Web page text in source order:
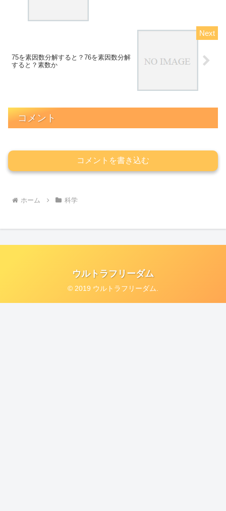
75を素因数分解すると？76を素因数分解
すると？素数か
コメント
コメントを書き込む
ホーム 科学
ウルトラフリーダム
© 2019 ウルトラフリーダム.